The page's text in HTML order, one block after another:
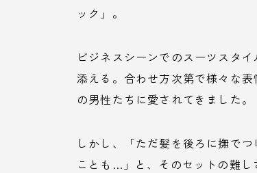
ック」。
ビジネスシーンでのスーツスタ
添える。合わせ方次第で様々な
の男性たちに愛されてきました。
しかし、「ただ髪を後ろに撫で
ことも…」と、そのセットの難し